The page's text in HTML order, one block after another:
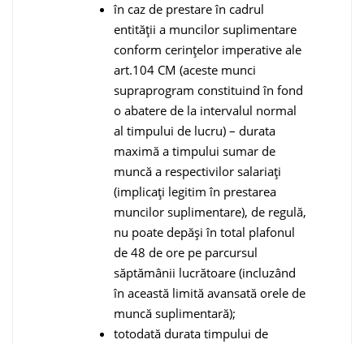
în caz de prestare în cadrul
entităţii a muncilor suplimentare
conform cerințelor imperative ale
art.104 CM (aceste munci
supraprogram constituind în fond
o abatere de la intervalul normal
al timpului de lucru) – durata
maximă a timpului sumar de
muncă a respectivilor salariaţi
(implicați legitim în prestarea
munci­lor suplimentare), de regulă,
nu poate depăşi în total plafonul
de 48 de ore pe parcursul
săptămânii lucrătoare (incluzând
în această limită avansată orele de
muncă suplimentară);
totodată durata timpului de